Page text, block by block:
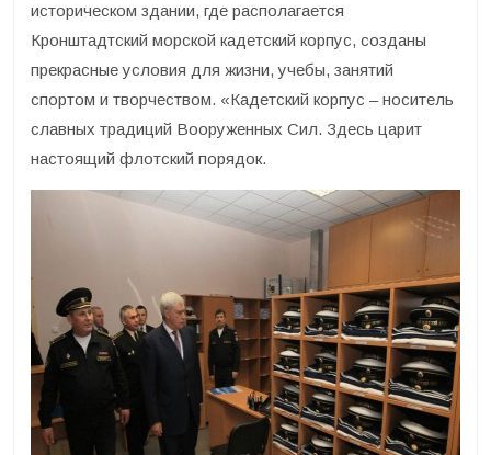
историческом здании, где располагается
Кронштадтский морской кадетский корпус, созданы
прекрасные условия для жизни, учебы, занятий
спортом и творчеством. «Кадетский корпус – носитель
славных традиций Вооруженных Сил. Здесь царит
настоящий флотский порядок.